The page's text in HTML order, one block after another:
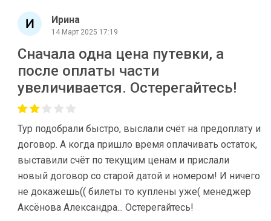
Ирина
14 Март 2025 17:19
Сначала одна цена путевки, а
после оплаты части
увеличивается. Остерегайтесь!
Тур подобрали быстро, выслали счёт на предоплату и
договор. А когда пришло время оплачивать остаток,
выставили счёт по текущим ценам и прислали
новый договор со старой датой и номером! И ничего
не докажешь(( билеты то куплены уже( менеджер
Аксёнова Александра... Остерегайтесь!